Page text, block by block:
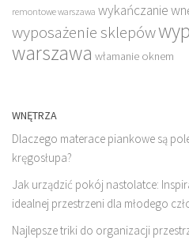
remontowe warszawa wykańczanie
wyposażenie sklepów
warszawa włamanie oknem
WNĘTRZA
Dlaczego materace piankowe są
kręgosłupa?
Jak urządzić pokój nastolatce:
idealnej przestrzeni dla młodego
Najlepsze triki do organizacji